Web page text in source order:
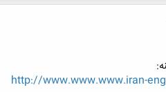
http://www.www.www.iran-